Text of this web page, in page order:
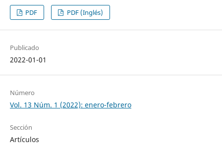
PDF PDF (Inglés)
Publicado
2022-01-01
Número
Vol. 13 Núm. 1 (2022): enero-febrero
Sección
Artículos